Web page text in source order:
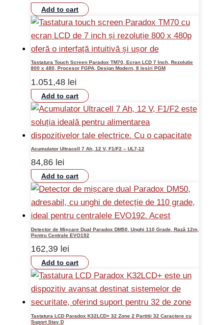
Add to cart
Tastatura Touch Screen Paradox TM70, Ecran LCD 7 Inch, Rezolutie
800 x 480, Procesor FGPA, Design Modern, 8 Iesiri PGM
1.051,48 lei
Add to cart
Acumulator Ultracell 7 Ah, 12 V, F1/F2 – UL7-12
84,86 lei
Add to cart
Detector de Mișcare Dual Paradox DM50, Unghi 110 Grade, Rază 12m,
Pentru Centrale EVO192
162,39 lei
Add to cart
Tastatura LCD Paradox K32LCD+ 32 Zone 2 Partitii 32 Caractere cu
Suport Stay D